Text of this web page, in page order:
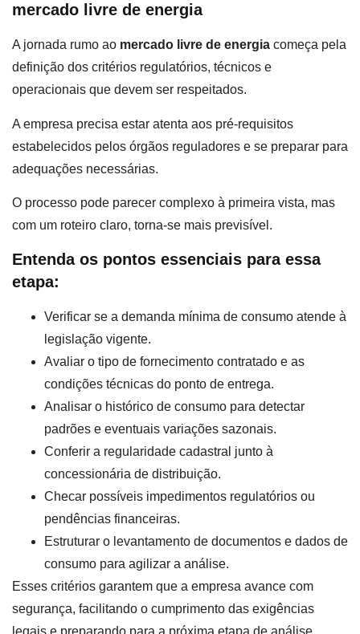
mercado livre de energia
A jornada rumo ao mercado livre de energia começa pela
definição dos critérios regulatórios, técnicos e
operacionais que devem ser respeitados.
A empresa precisa estar atenta aos pré-requisitos
estabelecidos pelos órgãos reguladores e se preparar para
adequações necessárias.
O processo pode parecer complexo à primeira vista, mas
com um roteiro claro, torna-se mais previsível.
Entenda os pontos essenciais para essa
etapa:
Verificar se a demanda mínima de consumo atende à
legislação vigente.
Avaliar o tipo de fornecimento contratado e as
condições técnicas do ponto de entrega.
Analisar o histórico de consumo para detectar
padrões e eventuais variações sazonais.
Conferir a regularidade cadastral junto à
concessionária de distribuição.
Checar possíveis impedimentos regulatórios ou
pendências financeiras.
Estruturar o levantamento de documentos e dados de
consumo para agilizar a análise.
Esses critérios garantem que a empresa avance com
segurança, facilitando o cumprimento das exigências